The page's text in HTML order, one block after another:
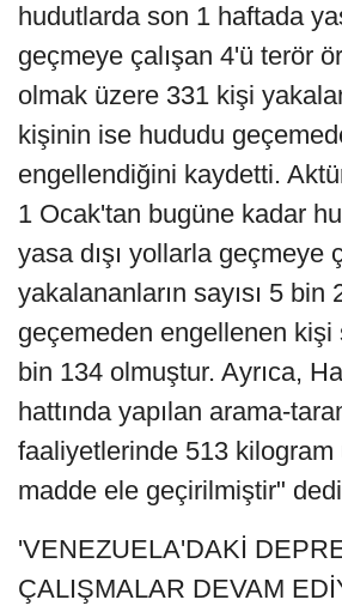
hudutlarda son 1 haftada
geçmeye çalışan 4'ü terör
olmak üzere 331 kişi
kişinin ise hududu
engellendiğini kaydetti.
1 Ocak'tan bugüne kadar
yasa dışı yollarla geçmeye
yakalananların sayısı 5 bin
geçemeden engellenen kişi
bin 134 olmuştur. Ayrıca,
hattında yapılan arama-
faaliyetlerinde 513 kilogram
madde ele geçirilmiştir"
'VENEZUELA'DAKİ
ÇALIŞMALAR DEVAM